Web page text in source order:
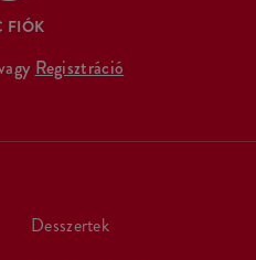
FIÓK
Regisztráció
desszertek